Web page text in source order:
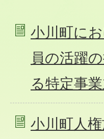
小川町に
員の活躍
る特定事
小川町人